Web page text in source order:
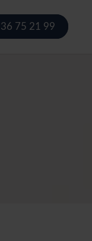
36 75 21 99